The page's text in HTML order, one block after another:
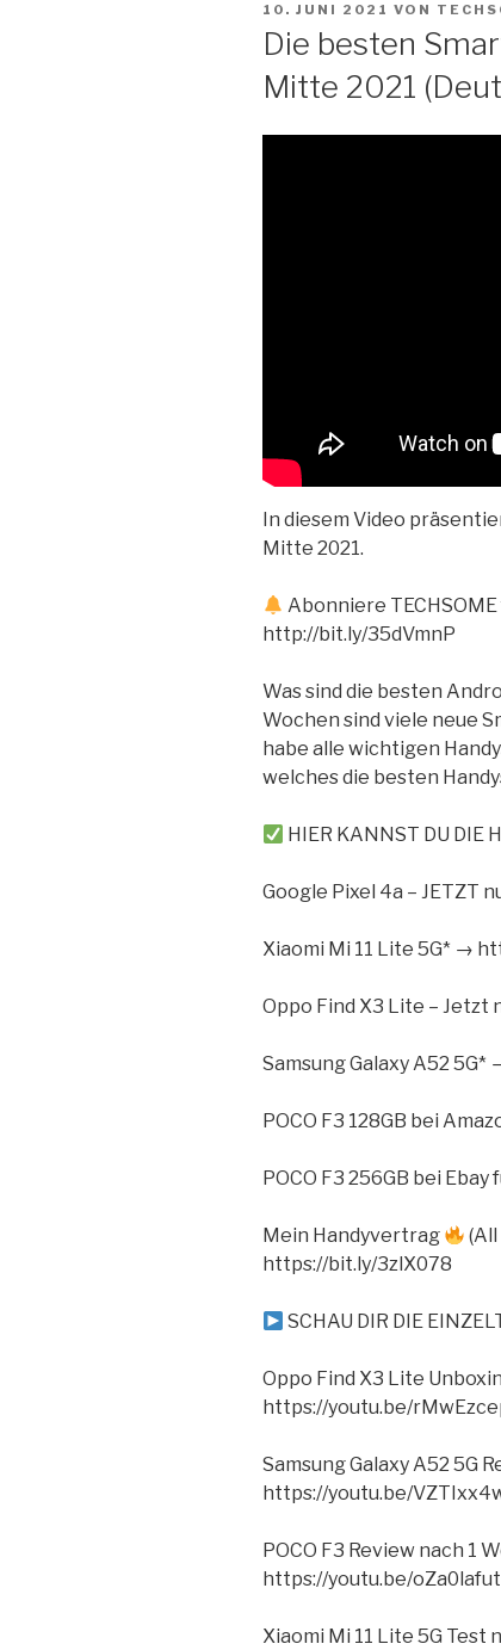
VERÖFFENTLICHT
10. JUNI 2021 VON
Die besten
Mitte 2021
In diesem Video
Mitte 2021.
Abonniere
http://bit.ly/35dVmnP
Was sind die besten
Wochen sind viele neue
habe alle wichtigen
welches die besten
HIER KANNST DU DIE
Google Pixel 4a – JETZT
Xiaomi Mi 11 Lite 5G* →
Oppo Find X3 Lite – Jetzt
Samsung Galaxy A52
POCO F3 128GB bei
POCO F3 256GB bei
Mein Handyvertrag
https://bit.ly/3zlX078
SCHAU DIR DIE
Oppo Find X3 Lite
https://youtu.be/
Samsung Galaxy A52 5G
https://youtu.be/
POCO F3 Review nach 1
https://youtu.be/
Xiaomi Mi 11 Lite 5G Test